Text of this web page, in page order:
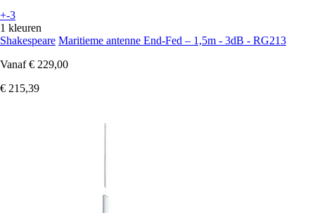
+-3
1 kleuren
Shakespeare Maritieme antenne End-Fed – 1,5m - 3dB - RG213
Vanaf € 229,00
€ 215,39